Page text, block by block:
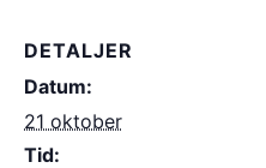
DETALJER
Datum:
21 oktober
Tid: